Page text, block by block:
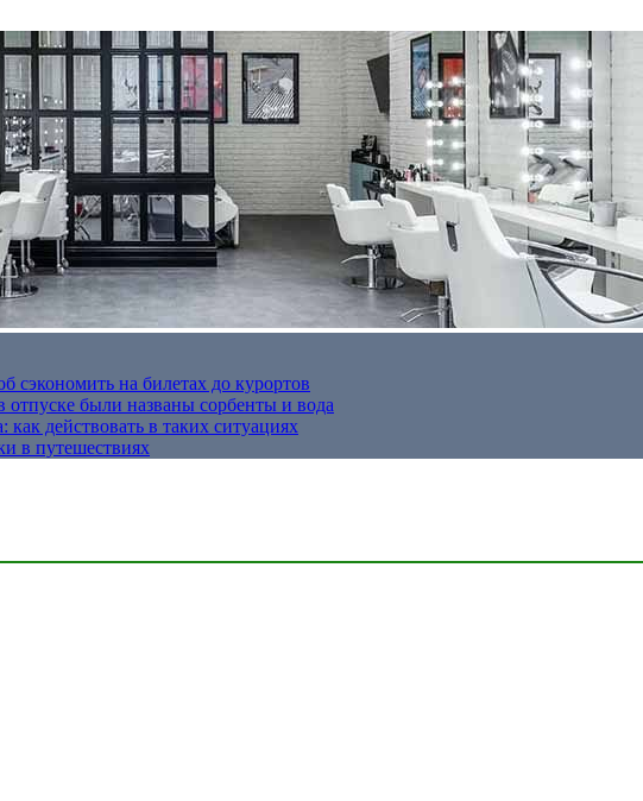
сэкономить на билетах до курортов
были названы сорбенты и вода
действовать в таких ситуациях
в путешествиях